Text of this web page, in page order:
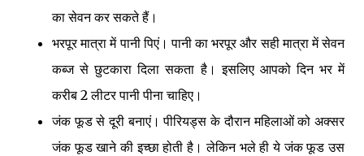
का सेवन कर सकते हैं।
भरपूर मात्रा में पानी पिएं। पानी का भरपूर और सही मात्रा में सेवन
कब्ज से छुटकारा दिला सकता है। इसलिए आपको दिन भर में
करीब 2 लीटर पानी पीना चाहिए।
जंक फूड से दूरी बनाएं। पीरियड्स के दौरान महिलाओं को अक्सर
जंक फूड खाने की इच्छा होती है। लेकिन भले ही ये जंक फूड उस